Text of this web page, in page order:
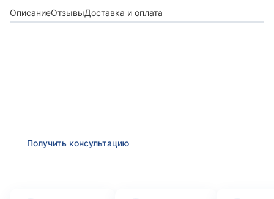
ОписаниеОтзывыДоставка и оплата
Получить консультацию